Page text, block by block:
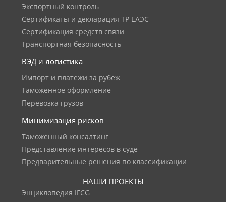
Экспортный контроль
Сертификаты и декларация ТР ЕАЭС
Сертификация средств связи
Транспортная безопасность
ВЭД и логистика
Импорт и платежи за рубеж
Таможенное оформление
Перевозка грузов
Минимизация рисков
Таможенный консалтинг
Представление интересов в суде
Предварительные решения по классификации
НАШИ ПРОЕКТЫ
Энциклопедия IFCG